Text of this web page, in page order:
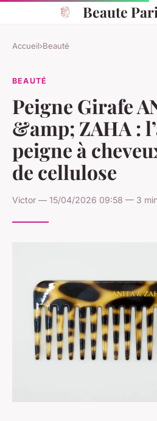
Beaute
Accueil›Beauté
BEAUTÉ
Peigne Girafe
&amp; ZAHA :
peigne à
de cellulose
Victor — 15/04/2026 09:58 — 3